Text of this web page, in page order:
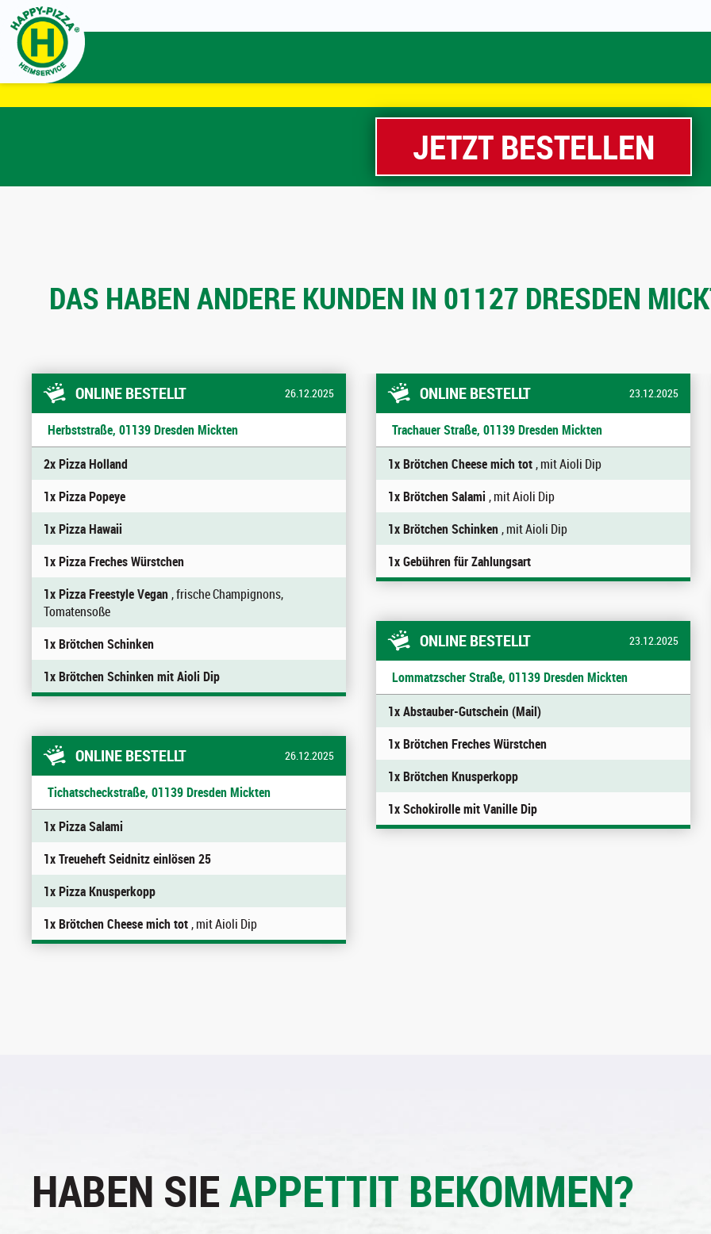
JETZT BESTELLEN
DAS HABEN ANDERE KUNDEN IN 01127 DRESDEN
ONLINE BESTELLT 26.12.2025
Herbststraße, 01139 Dresden Mickten
2x Pizza Holland
1x Pizza Popeye
1x Pizza Hawaii
1x Pizza Freches Würstchen
1x Pizza Freestyle Vegan, frische Champignons,
Tomatensoße
1x Brötchen Schinken
1x Brötchen Schinken mit Aioli Dip
ONLINE BESTELLT 26.12.2025
Tichatscheckstraße, 01139 Dresden Mickten
1x Pizza Salami
1x Treueheft Seidnitz einlösen 25
1x Pizza Knusperkopp
1x Brötchen Cheese mich tot, mit Aioli Dip
ONLINE BESTELLT 23.12.2025
Trachauer Straße, 01139 Dresden Mickten
1x Brötchen Cheese mich tot, mit Aioli Dip
1x Brötchen Salami , mit Aioli Dip
1x Brötchen Schinken, mit Aioli Dip
1x Gebühren für Zahlungsart
ONLINE BESTELLT 23.12.2025
Lommatzscher Straße, 01139 Dresden Mickten
1x Abstauber-Gutschein (Mail)
1x Brötchen Freches Würstchen
1x Brötchen Knusperkopp
1x Schokirolle mit Vanille Dip
HABEN SIEAPPETTIT BEKOMMEN?